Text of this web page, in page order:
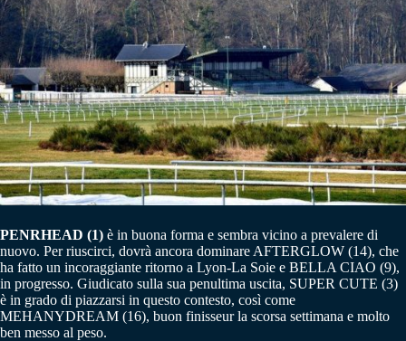
PENRHEAD (1) è in buona forma e sembra vicino a prevalere di
nuovo. Per riuscirci, dovrà ancora dominare AFTERGLOW (14), che
ha fatto un incoraggiante ritorno a Lyon-La Soie e BELLA CIAO (9),
in progresso. Giudicato sulla sua penultima uscita, SUPER CUTE (3)
è in grado di piazzarsi in questo contesto, così come
MEHANYDREAM (16), buon finisseur la scorsa settimana e molto
ben messo al peso.